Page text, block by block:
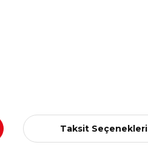
Taksit Seçenekleri